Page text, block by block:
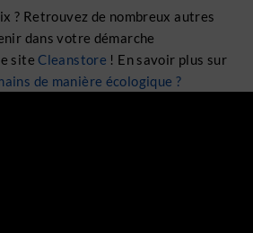
? Retrouvez de nombreux autres
dans votre démarche
site Cleanstore ! En savoir plus sur
de manière écologique ?